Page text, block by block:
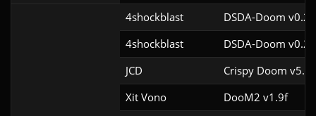
4shockblast
DSDA-Doom
4shockblast
DSDA-Doom
JCD
Crispy Doom
Xit Vono
DooM2 v1.9f